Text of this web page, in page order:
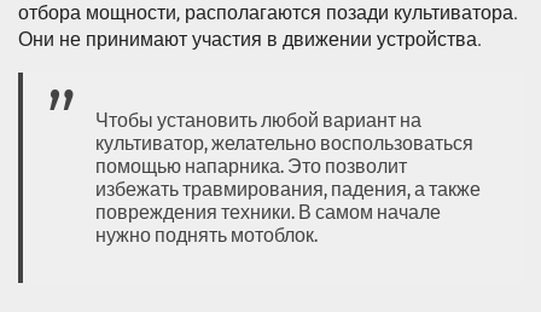
отбора мощности, располагаются позади культиватора.
Они не принимают участия в движении устройства.
Чтобы установить любой вариант на
культиватор, желательно воспользоваться
помощью напарника. Это позволит
избежать травмирования, падения, а также
повреждения техники. В самом начале
нужно поднять мотоблок.